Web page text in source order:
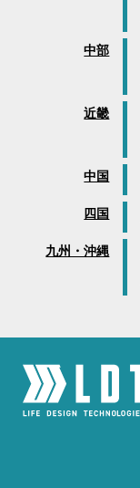
中部
近畿
中国
四国
九州・沖縄